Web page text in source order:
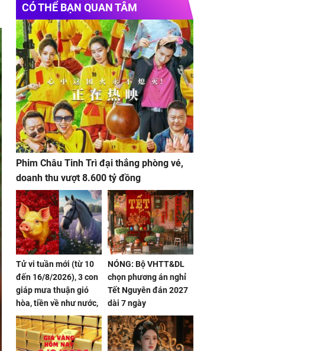
CÓ THỂ BẠN QUAN TÂM
Phim Châu Tinh Trì đại thắng phòng vé,
doanh thu vượt 8.600 tỷ đồng
Tử vi tuần mới (từ 10
đến 16/8/2026), 3 con
giáp mưa thuận gió
hòa, tiền về như nước,
bạc vàng dư dả, Phú
Quý Vinh Hoa, vận
trình khai sáng
NÓNG: Bộ VHTT&DL
chọn phương án nghỉ
Tết Nguyên đán 2027
dài 7 ngày